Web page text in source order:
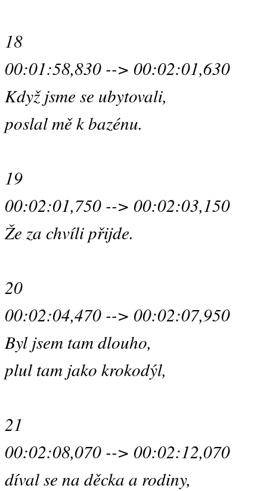
18
00:01:58,830 --> 00:02:01,630
Když jsme se ubytovali,
poslal mě k bazénu.
19
00:02:01,750 --> 00:02:03,150
Že za chvíli přijde.
20
00:02:04,470 --> 00:02:07,950
Byl jsem tam dlouho,
plul tam jako krokodýl,
21
00:02:08,070 --> 00:02:12,070
díval se na děcka a rodiny,